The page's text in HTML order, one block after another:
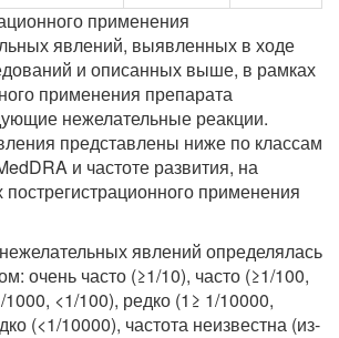
применения
явлений, выявленных в ходе
и описанных выше, в рамках
применения препарата
нежелательные реакции.
представлены ниже по классам
и частоте развития, на
применения
явлений определялась
очень часто (≥1/10), часто (≥1/100,
1000, <1/100), редко (1≥ 1/10000,
(<1/10000), частота неизвестна (из-